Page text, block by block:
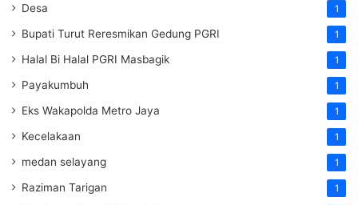
Desa 1
Bupati Turut Reresmikan Gedung PGRI 1
Halal Bi Halal PGRI Masbagik 1
Payakumbuh 1
Eks Wakapolda Metro Jaya 1
Kecelakaan 1
medan selayang 1
Raziman Tarigan 1